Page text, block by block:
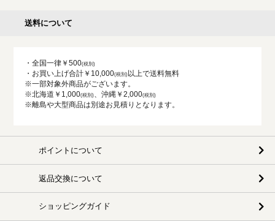
送料について
・全国一律￥500
・お買い上げ合計￥10,000
以上で送料無料
※一部対象外商品がございます。
※北海道￥1,000
、沖縄￥2,000
※離島や大型商品は別途お見積りとなります。
ポイントについて
返品交換について
ショッピングガイド